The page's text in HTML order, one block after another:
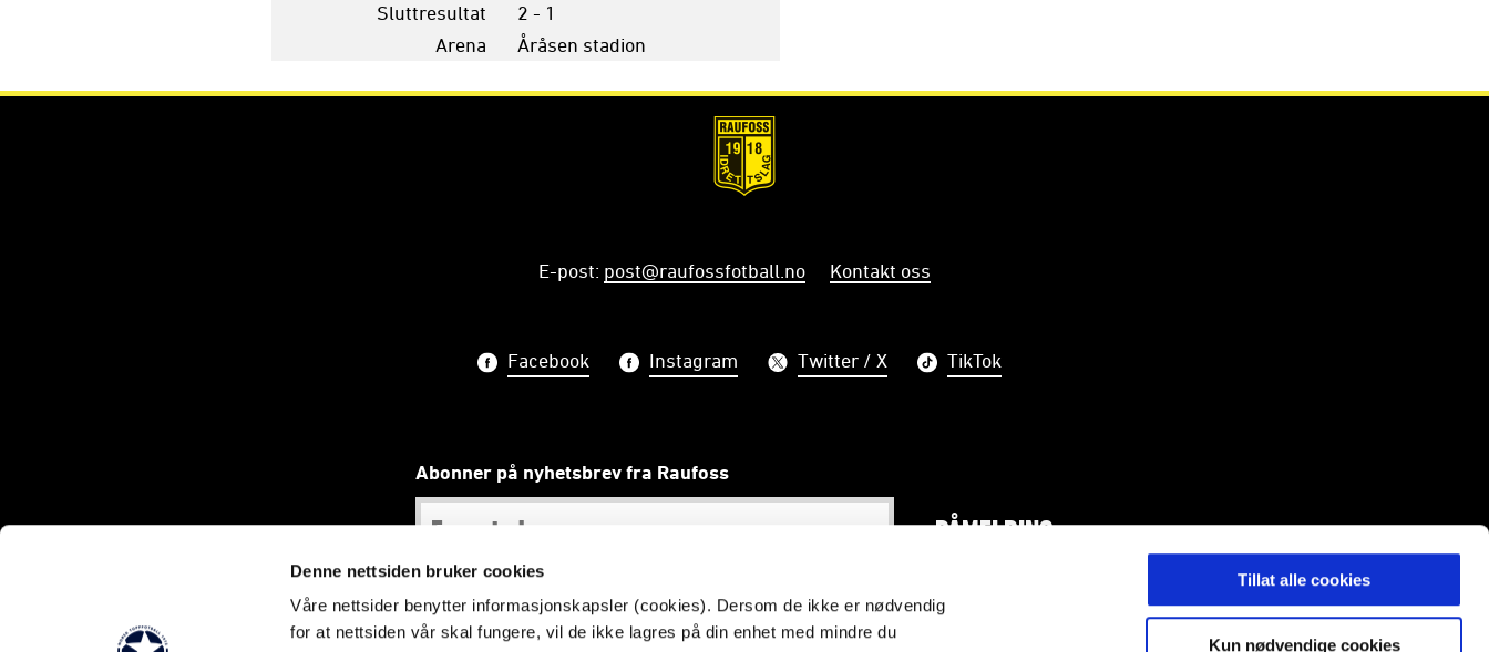
Denne nettsiden bruker cookies
Våre nettsider benytter informasjonskapsler (cookies). Dersom de ikke er nødvendig
for at nettsiden vår skal fungere, vil de ikke lagres på din enhet med mindre du
Tillat alle cookies
Kun nødvendige cookies
Sluttresultat
2 - 1
Arena
Åråsen stadion
E-post: post@raufossfotball.no Kontakt oss
Facebook Instagram Twitter / X TikTok
Abonner på nyhetsbrev fra Raufoss
PÅMELDING